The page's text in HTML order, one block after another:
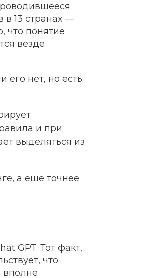
в 13 странах —
что понятие
везде
нет, но есть
и при
выделяться из
а еще точнее
GPT. Тот факт,
что
вполне